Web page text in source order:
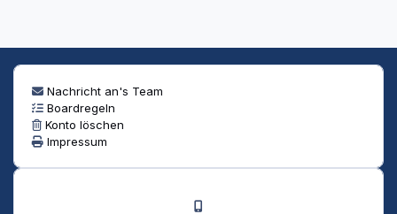
Nachricht an's Team
Boardregeln
Konto löschen
Impressum